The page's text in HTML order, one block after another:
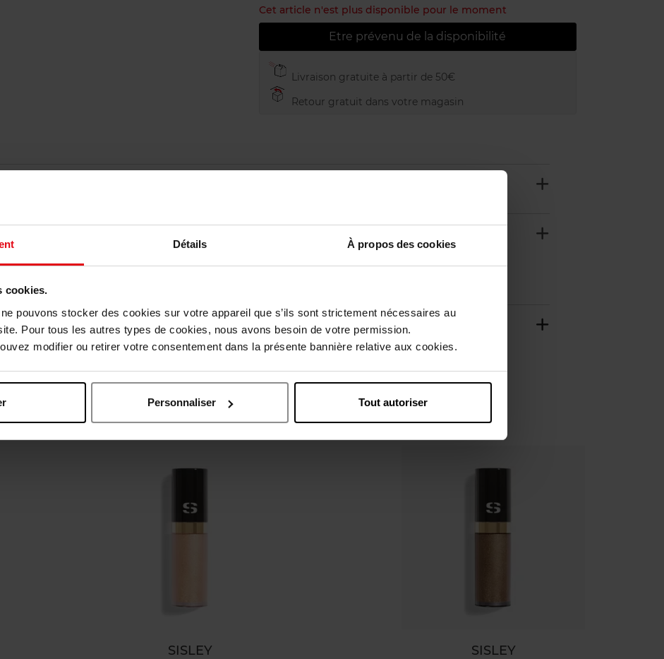
Détails À propos des cookies
cookies.
pouvons stocker des cookies sur votre appareil que s’ils sont strictement nécessaires au
Pour tous les autres types de cookies, nous avons besoin de votre permission.
modifier ou retirer votre consentement dans la présente bannière relative aux cookies.
Personnaliser Tout autoriser
Cet article n'est plus disponible pour le moment
Etre prévenu de la disponibilité
Livraison gratuite à partir de 50€
Retour gratuit dans votre magasin
avis des clients
Oublié quelque chose ?
SISLEY SISLEY